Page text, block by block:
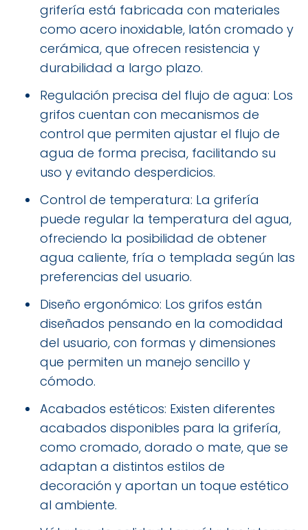
grifería está fabricada con materiales
como acero inoxidable, latón cromado y
cerámica, que ofrecen resistencia y
durabilidad a largo plazo.
Regulación precisa del flujo de agua: Los
grifos cuentan con mecanismos de
control que permiten ajustar el flujo de
agua de forma precisa, facilitando su
uso y evitando desperdicios.
Control de temperatura: La grifería
puede regular la temperatura del agua,
ofreciendo la posibilidad de obtener
agua caliente, fría o templada según las
preferencias del usuario.
Diseño ergonómico: Los grifos están
diseñados pensando en la comodidad
del usuario, con formas y dimensiones
que permiten un manejo sencillo y
cómodo.
Acabados estéticos: Existen diferentes
acabados disponibles para la grifería,
como cromado, dorado o mate, que se
adaptan a distintos estilos de
decoración y aportan un toque estético
al ambiente.